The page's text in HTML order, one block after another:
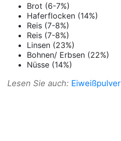
Brot (6-7%)
Haferflocken (14%)
Reis (7-8%)
Reis (7-8%)
Linsen (23%)
Bohnen/ Erbsen (22%)
Nüsse (14%)
Lesen Sie auch: Eiweißpulver